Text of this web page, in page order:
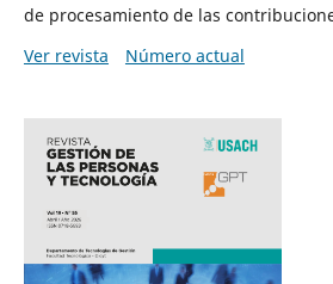
de procesamiento de las
Ver revista
Número actual